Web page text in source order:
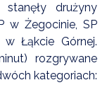
drużyny
w Żegocinie, SP
Łąkcie Górnej.
rozgrywane
kategoriach: